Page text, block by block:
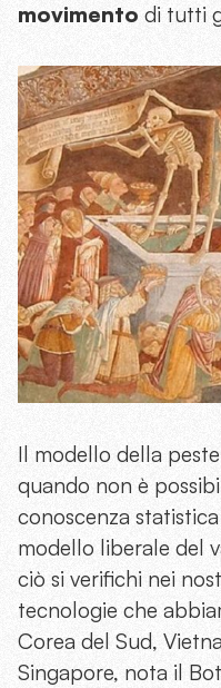
movimento di tutti
Il modello della
quando non è
conoscenza
modello liberale del
ciò si verifichi nei
tecnologie che
Corea del Sud,
Singapore, nota il